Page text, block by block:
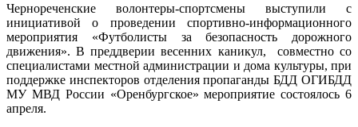
Чернореченские волонтеры-спортсмены выступили с
инициативой о проведении спортивно-информационного
мероприятия «Футболисты за безопасность дорожного
движения». В преддверии весенних каникул, совместно со
специалистами местной администрации и дома культуры, при
поддержке инспекторов отделения пропаганды БДД ОГИБДД
МУ МВД России «Оренбургское» мероприятие состоялось 6
апреля.